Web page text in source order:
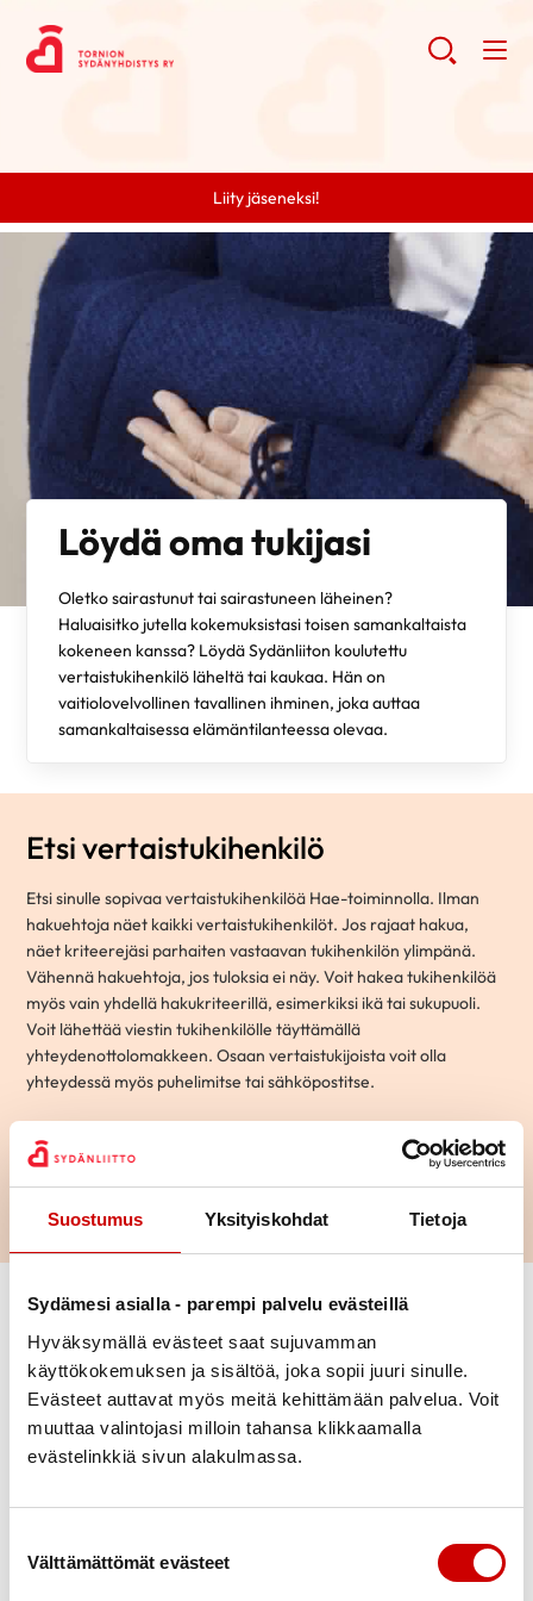
Suostumus Yksityiskohdat Tietoja
Sydämesi asialla - parempi palvelu evästeillä
Hyväksymällä evästeet saat sujuvamman
käyttökokemuksen ja sisältöä, joka sopii juuri sinulle.
Evästeet auttavat myös meitä kehittämään palvelua. Voit
muuttaa valintojasi milloin tahansa klikkaamalla
evästelinkkiä sivun alakulmassa.
Välttämättömät evästeet
Liity jäseneksi!
Löydä oma tukijasi
Oletko sairastunut tai sairastuneen läheinen?
Haluaisitko jutella kokemuksistasi toisen samankaltaista
kokeneen kanssa? Löydä Sydänliiton koulutettu
vertaistukihenkilö läheltä tai kaukaa. Hän on
vaitiolovelvollinen tavallinen ihminen, joka auttaa
samankaltaisessa elämäntilanteessa olevaa.
Etsi vertaistukihenkilö
Etsi sinulle sopivaa vertaistukihenkilöä Hae-toiminnolla. Ilman
hakuehtoja näet kaikki vertaistukihenkilöt. Jos rajaat hakua,
näet kriteerejäsi parhaiten vastaavan tukihenkilön ylimpänä.
Vähennä hakuehtoja, jos tuloksia ei näy. Voit hakea tukihenkilöä
myös vain yhdellä hakukriteerillä, esimerkiksi ikä tai sukupuoli.
Voit lähettää viestin tukihenkilölle täyttämällä
yhteydenottolomakkeen. Osaan vertaistukijoista voit olla
yhteydessä myös puhelimitse tai sähköpostitse.
Vaihda suodattimet
Aihepiiri
Kaupunki
Mikko
70-vuotias|Kotka
KESKUSTELEN AIHEISTA